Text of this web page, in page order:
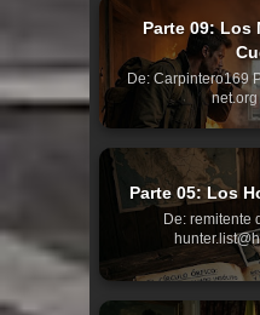
Parte 09: Los
De: Carpintero169
net.org
Parte 05: Los
De: remitente